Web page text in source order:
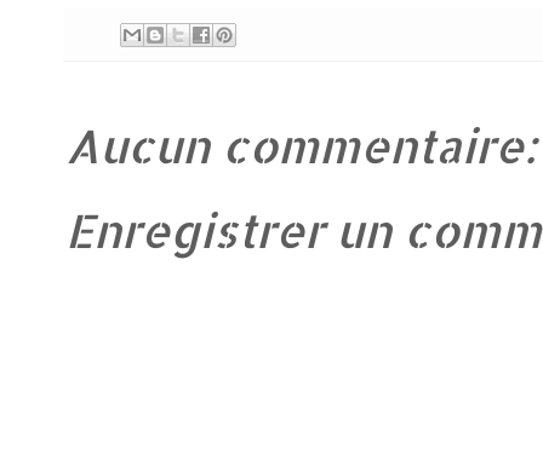
Aucun commentaire:
Enregistrer un